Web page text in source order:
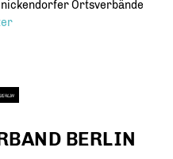
Ortsverbände
BERLIN